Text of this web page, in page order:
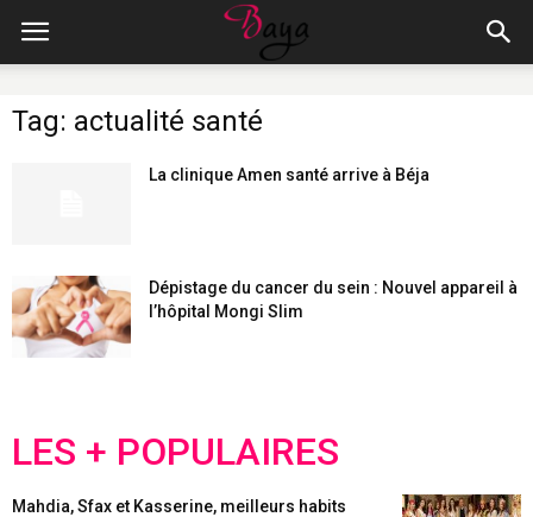
Tag: actualité santé
La clinique Amen santé arrive à Béja
Dépistage du cancer du sein : Nouvel appareil à
l’hôpital Mongi Slim
LES + POPULAIRES
Mahdia, Sfax et Kasserine, meilleurs habits